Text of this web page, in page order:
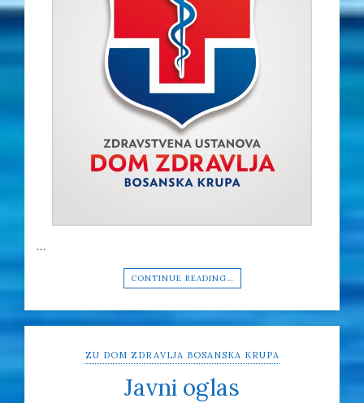
…
CONTINUE READING…
ZU DOM ZDRAVLJA BOSANSKA KRUPA
Javni oglas